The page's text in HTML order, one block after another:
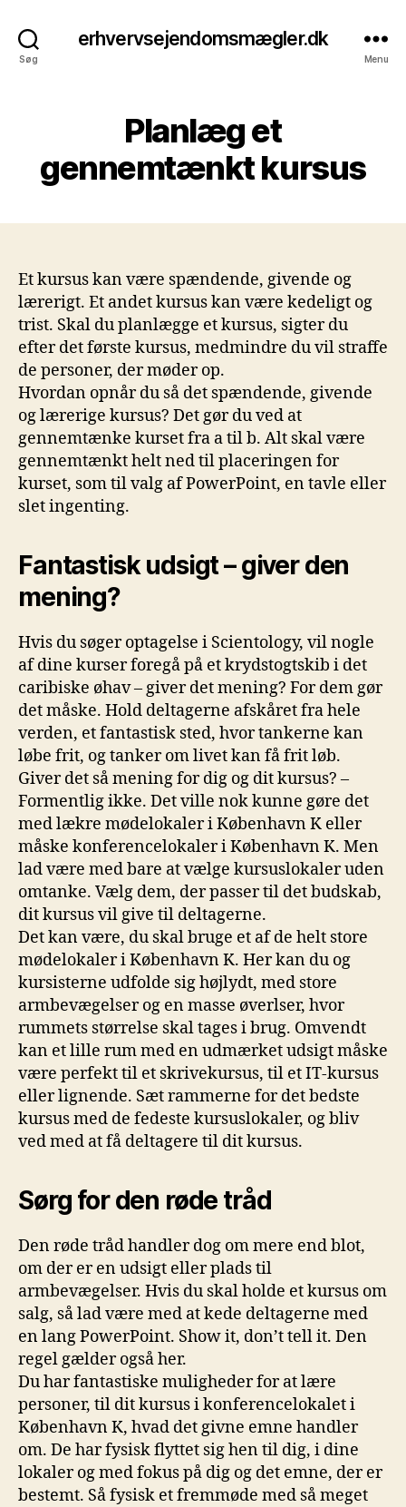
Søg
erhvervsejendomsmægler.dk
Menu
Planlæg et
gennemtænkt kursus
Et kursus kan være spændende, givende og
lærerigt. Et andet kursus kan være kedeligt og
trist. Skal du planlægge et kursus, sigter du
efter det første kursus, medmindre du vil straffe
de personer, der møder op.
Hvordan opnår du så det spændende, givende
og lærerige kursus? Det gør du ved at
gennemtænke kurset fra a til b. Alt skal være
gennemtænkt helt ned til placeringen for
kurset, som til valg af PowerPoint, en tavle eller
slet ingenting.
Fantastisk udsigt – giver den
mening?
Hvis du søger optagelse i Scientology, vil nogle
af dine kurser foregå på et krydstogtskib i det
caribiske øhav – giver det mening? For dem gør
det måske. Hold deltagerne afskåret fra hele
verden, et fantastisk sted, hvor tankerne kan
løbe frit, og tanker om livet kan få frit løb.
Giver det så mening for dig og dit kursus? –
Formentlig ikke. Det ville nok kunne gøre det
med lækre mødelokaler i København K eller
måske konferencelokaler i København K. Men
lad være med bare at vælge kursuslokaler uden
omtanke. Vælg dem, der passer til det budskab,
dit kursus vil give til deltagerne.
Det kan være, du skal bruge et af de helt store
mødelokaler i København K. Her kan du og
kursisterne udfolde sig højlydt, med store
armbevægelser og en masse øverlser, hvor
rummets størrelse skal tages i brug. Omvendt
kan et lille rum med en udmærket udsigt måske
være perfekt til et skrivekursus, til et IT-kursus
eller lignende. Sæt rammerne for det bedste
kursus med de fedeste kursuslokaler, og bliv
ved med at få deltagere til dit kursus.
Sørg for den røde tråd
Den røde tråd handler dog om mere end blot,
om der er en udsigt eller plads til
armbevægelser. Hvis du skal holde et kursus om
salg, så lad være med at kede deltagerne med
en lang PowerPoint. Show it, don’t tell it. Den
regel gælder også her.
Du har fantastiske muligheder for at lære
personer, til dit kursus i konferencelokalet i
København K, hvad det givne emne handler
om. De har fysisk flyttet sig hen til dig, i dine
lokaler og med fokus på dig og det emne, der er
bestemt. Så fysisk et fremmøde med så meget